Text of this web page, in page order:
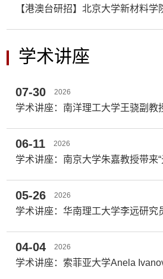
学术讲座
07-30 2026
06-11 2026
05-26 2026
04-04 2026